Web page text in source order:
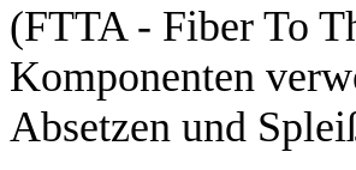
(FTTA - Fiber To
Komponenten
Absetzen und